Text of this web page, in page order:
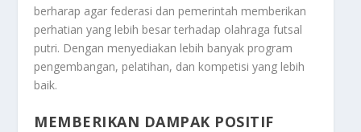
berharap agar federasi dan pemerintah memberikan
perhatian yang lebih besar terhadap olahraga futsal
putri. Dengan menyediakan lebih banyak program
pengembangan, pelatihan, dan kompetisi yang lebih
baik.
MEMBERIKAN DAMPAK POSITIF